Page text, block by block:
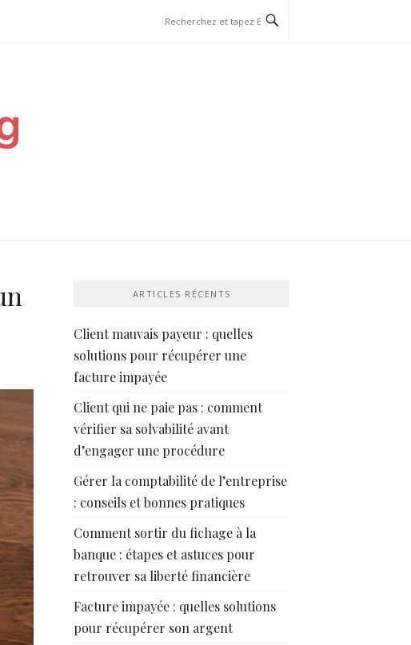
ARTICLES RÉCENTS
Client mauvais payeur : quelles
solutions pour récupérer une
facture impayée
Client qui ne paie pas : comment
vérifier sa solvabilité avant
d’engager une procédure
Gérer la comptabilité de l’entreprise
: conseils et bonnes pratiques
Comment sortir du fichage à la
banque : étapes et astuces pour
retrouver sa liberté financière
Facture impayée : quelles solutions
pour récupérer son argent